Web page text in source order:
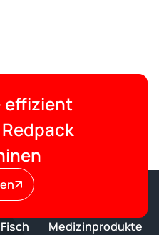
effizient
Medizinprodukte